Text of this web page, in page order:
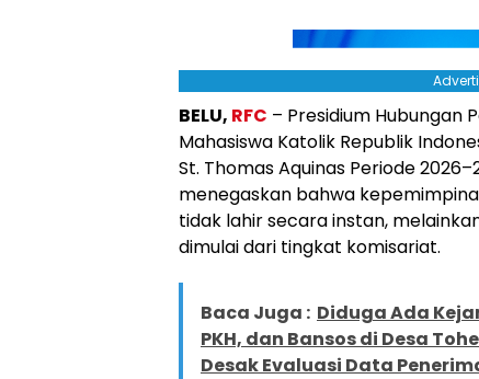
BELU, RFC – Presidium Hubungan
Mahasiswa Katolik Republik
St. Thomas Aquinas Periode
menegaskan bahwa
tidak lahir secara instan,
dimulai dari tingkat komisariat.
Baca Juga : Diduga Ada
PKH, dan Bansos di Desa
Desak Evaluasi Data